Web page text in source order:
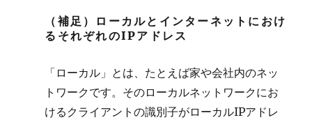
（補足）ローカルとインターネットにおけ
るそれぞれのIPアドレス
「ローカル」とは、たとえば家や会社内のネッ
トワークです。そのローカルネットワークにお
けるクライアントの識別子がローカルIPアドレ